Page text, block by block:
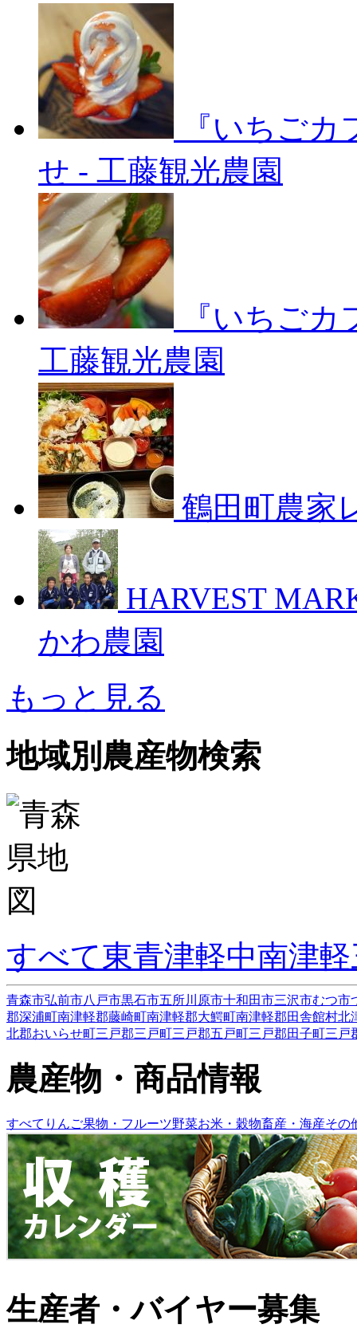
『いちご
せ - 工藤観光農園
『いちご
工藤観光農園
鶴田町農家
HARVEST
かわ農園
もっと見る
地域別農産物検索
すべて東青津軽中南津軽
青森市弘前市八戸市黒石市五所川原市十和田市三沢市むつ市
郡深浦町南津軽郡藤崎町南津軽郡大鰐町南津軽郡田舎館村北
北郡おいらせ町三戸郡三戸町三戸郡五戸町三戸郡田子町三戸
農産物・商品情報
すべて りんご果物・フルーツ野菜お米・穀物畜産・海産その
生産者・バイヤー募集